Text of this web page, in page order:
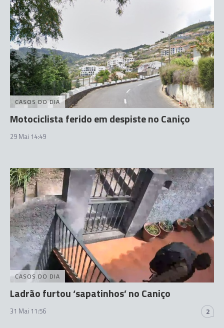
CASOS DO DIA
Motociclista ferido em despiste no Caniço
29 Mai 14:49
CASOS DO DIA
Ladrão furtou ‘sapatinhos’ no Caniço
31 Mai 11:56 2